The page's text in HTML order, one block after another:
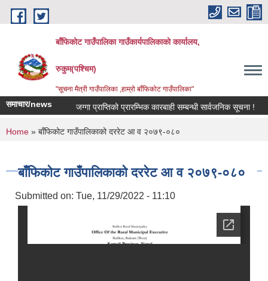
Skip to main content
बाँफिकोट गाउँपालिका गाउँकार्यपालिकाको कार्यालय,
रुकुम(पश्चिम)
"सूचना मैत्री गाउँपालिका ,हाम्रो बाँफिकोट गाउँपालिका"
समाचार/news जग्गा प्राप्तिको प्रारम्भिक कारबाही सम्बन्धी सार्वजनिक सूचना !
You are here
Home » बाँफिकोट गाउँपालिकाको दररेट आ व २०७९-०८०
बाँफिकोट गाउँपालिकाको दररेट आ व २०७९-०८०
Submitted on: Tue, 11/29/2022 - 11:10